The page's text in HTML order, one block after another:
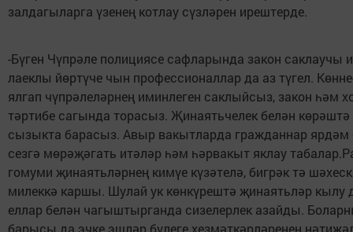
залдагыларга үзенең котлау сүзләрен ирештерде.
-Бүген Чүпрәле полициясе сафларында закон саклаучы
лаеклы йөртүче чын профессионаллар да аз түгел.
ялгап чүпрәлеләрнең иминлеген саклыйсыз, закон һәм
тәртибе сагында торасыз. Җинаятьчелек белән
сызыкта барасыз. Авыр вакытларда гражданнар ярдәм
сезгә мөрәҗәгать итәләр һәм һәрвакыт яклау
гомуми җинаятьләрнең кимүе күзәтелә, бигрәк тә
милеккә каршы. Шулай ук көнкүрештә җинаятьләр кылу
еллар белән чагыштырганда сизелерлек азайды.
барысы да эчке эшләр бүлеге хезмәткәрләренең